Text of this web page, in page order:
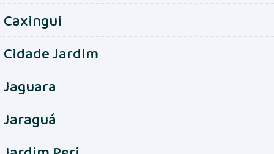
Caxingui
Cidade Jardim
Jaguara
Jaraguá